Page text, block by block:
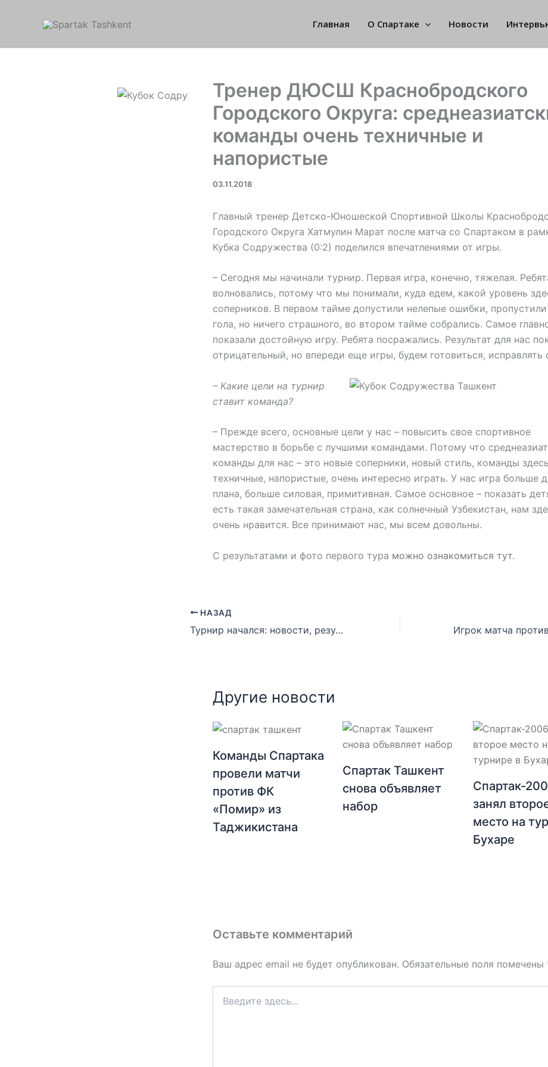
Главная О Спартаке Новости
Тренер ДЮСШ Краснобродского
Городского Округа:
команды очень техничные и
напористые
03.11.2018
Главный тренер Детско-Юношеской Спортивной Школы
Городского Округа Хатмулин Марат после матча со Спартаком в
Кубка Содружества (0:2) поделился впечатлениями от игры.
– Сегодня мы начинали турнир. Первая игра, конечно, тяжелая.
волновались, потому что мы понимали, куда едем, какой уровень
соперников. В первом тайме допустили нелепые ошибки,
гола, но ничего страшного, во втором тайме собрались. Самое
показали достойную игру. Ребята посражались. Результат для нас
отрицательный, но впереди еще игры, будем готовиться, исправлять
– Какие цели на турнир
ставит команда?
– Прежде всего, основные цели у нас – повысить свое спортивное
мастерство в борьбе с лучшими командами. Потому что
команды для нас – это новые соперники, новый стиль, команды
техничные, напористые, очень интересно играть. У нас игра больше
плана, больше силовая, примитивная. Самое основное – показать
есть такая замечательная страна, как солнечный Узбекистан, нам
очень нравится. Все принимают нас, мы всем довольны.
С результатами и фото первого тура можно ознакомиться тут.
НАЗАД
Турнир начался: новости, результаты, фото
Другие новости
Команды Спартака
провели матчи
против ФК
«Помир» из
Таджикистана
Спартак Ташкент
снова объявляет
набор
Спартак-
занял
место на
Бухаре
Оставьте комментарий
Ваш адрес email не будет опубликован. Обязательные поля помечены
здесь...